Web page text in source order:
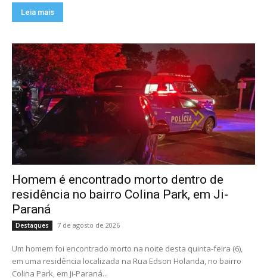
Leia mais
Homem é encontrado morto dentro de
residência no bairro Colina Park, em Ji-
Paraná
Destaques 7 de agosto de 2026
Um homem foi encontrado morto na noite desta quinta-feira (6),
em uma residência localizada na Rua Edson Holanda, no bairro
Colina Park, em Ji-Paraná...